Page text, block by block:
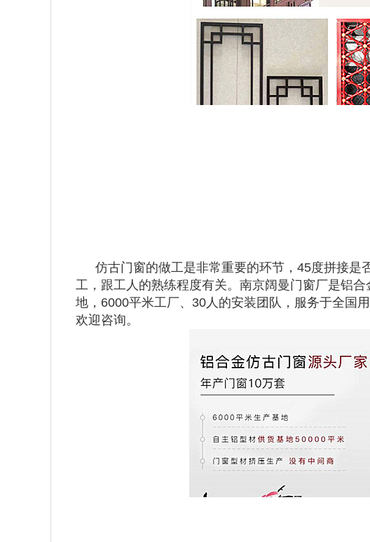
仿古门窗的做工是非常重要的环节，45度拼接
工，跟工人的熟练程度有关。南京阔曼门窗厂是铝
地，6000平米工厂、30人的安装团队，服务于全国
欢迎咨询。